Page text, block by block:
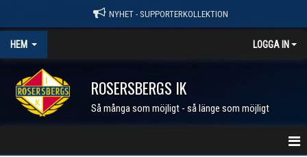
NYHET - SUPPORTERKOLLEKTION
HEM LOGGA IN
ROSERSBERGS IK
Så många som möjligt - så länge som möjligt